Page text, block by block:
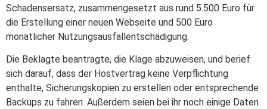
Schadensersatz, zusammengesetzt aus rund 5.500 Euro für
die Erstellung einer neuen Webseite und 500 Euro
monatlicher Nutzungsausfallentschädigung.
Die Beklagte beantragte, die Klage abzuweisen, und berief
sich darauf, dass der Hostvertrag keine Verpflichtung
enthalte, Sicherungskopien zu erstellen oder entsprechende
Backups zu fahren. Außerdem seien bei ihr noch einige Daten